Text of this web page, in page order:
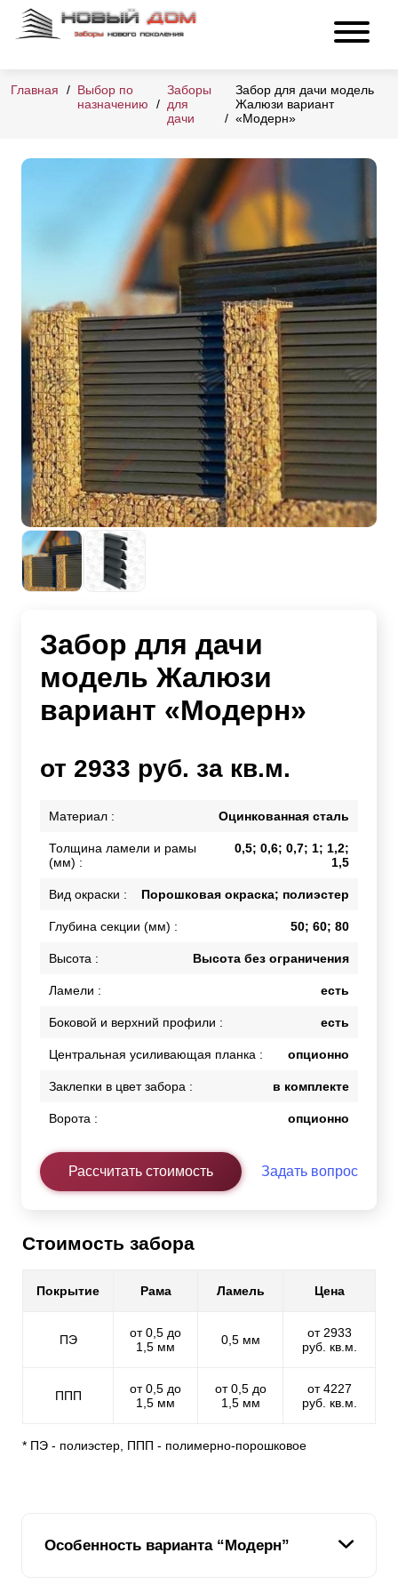
Главная
Выбор по
назначению
Заборы
для
дачи
Забор для дачи модель
Жалюзи вариант
«Модерн»
Забор для дачи
модель Жалюзи
вариант «Модерн»
от 2933 руб. за кв.м.
Материал : Оцинкованная сталь
Толщина ламели и рамы
(мм) :
0,5; 0,6; 0,7; 1; 1,2;
1,5
Вид окраски : Порошковая окраска; полиэстер
Глубина секции (мм) : 50; 60; 80
Высота : Высота без ограничения
Ламели : есть
Боковой и верхний профили : есть
Центральная усиливающая планка : опционно
Заклепки в цвет забора : в комплекте
Ворота : опционно
Рассчитать стоимость Задать вопрос
Стоимость забора
Покрытие Рама Ламель Цена
ПЭ
от 0,5 до
1,5 мм
0,5 мм
от 2933
руб. кв.м.
ППП
от 0,5 до
1,5 мм
от 0,5 до
1,5 мм
от 4227
руб. кв.м.
* ПЭ - полиэстер, ППП - полимерно-порошковое
Особенность варианта “Модерн”